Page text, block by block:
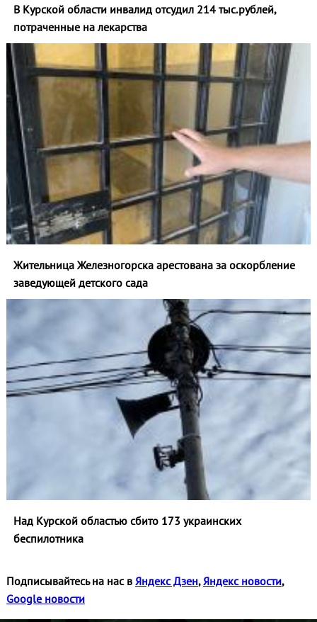
В Курской области инвалид отсудил 214 тыс.рублей,
потраченные на лекарства
Жительница Железногорска арестована за оскорбление
заведующей детского сада
Над Курской областью сбито 173 украинских
беспилотника
Подписывайтесь на нас в Яндекс Дзен, Яндекс новости,
Google новости